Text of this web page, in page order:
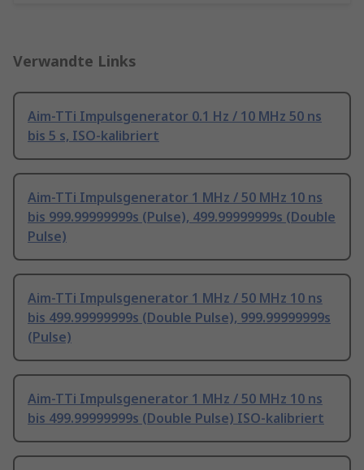
Verwandte Links
Aim-TTi Impulsgenerator 0.1 Hz / 10 MHz 50 ns
bis 5 s, ISO-kalibriert
Aim-TTi Impulsgenerator 1 MHz / 50 MHz 10 ns
bis 999.99999999s (Pulse), 499.99999999s (Double
Pulse)
Aim-TTi Impulsgenerator 1 MHz / 50 MHz 10 ns
bis 499.99999999s (Double Pulse), 999.99999999s
(Pulse)
Aim-TTi Impulsgenerator 1 MHz / 50 MHz 10 ns
bis 499.99999999s (Double Pulse) ISO-kalibriert